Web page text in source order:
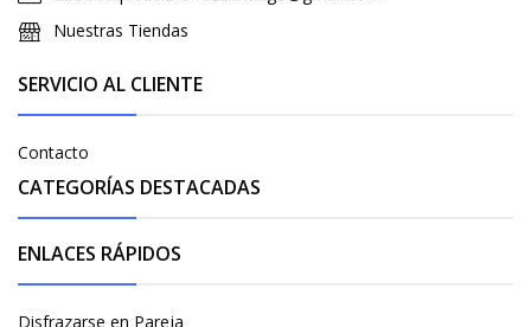
Nuestras Tiendas
SERVICIO AL CLIENTE
Contacto
CATEGORÍAS DESTACADAS
ENLACES RÁPIDOS
Disfrazarse en Pareja